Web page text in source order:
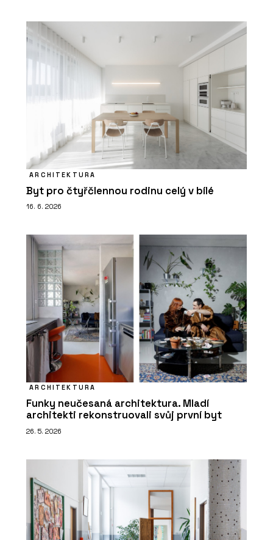
ARCHITEKTURA
Byt pro čtyřčlennou rodinu celý v bílé
16. 6. 2026
ARCHITEKTURA
Funky neučesaná architektura. Mladí
architekti rekonstruovali svůj první byt
26. 5. 2026